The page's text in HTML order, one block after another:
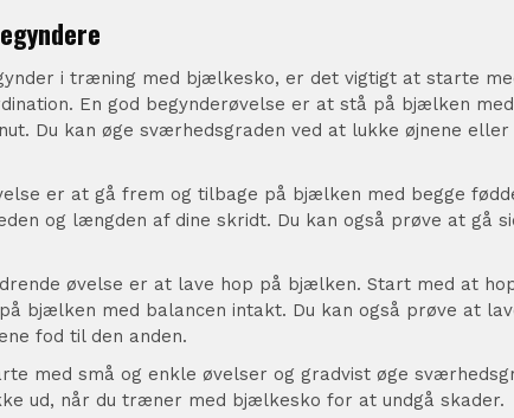
i træning med bjælkesko, er det vigtigt at starte
En god begynderøvelse er at stå på bjælken
Du kan øge sværhedsgraden ved at lukke øjnene
er at gå frem og tilbage på bjælken med begge
og længden af dine skridt. Du kan også prøve at gå
øvelse er at lave hop på bjælken. Start med at
bjælken med balancen intakt. Du kan også prøve at
fod til den anden.
med små og enkle øvelser og gradvist øge
ud, når du træner med bjælkesko for at undgå skader.